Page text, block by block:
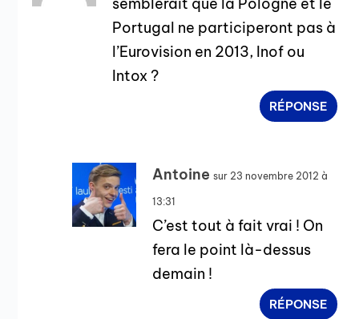
Portugal ne participeront pas à
l’Eurovision en 2013, Inof ou
Intox ?
RÉPONSE
Antoine sur 23 novembre 2012 à
13:31
C’est tout à fait vrai ! On
fera le point là-dessus
demain !
RÉPONSE